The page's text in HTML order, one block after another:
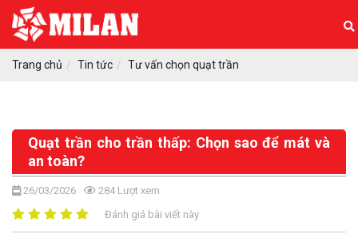
Trang chủ Tin tức Tư vấn chọn quạt trần
Quạt trần cho trần thấp: Chọn sao để mát và
an toàn?
26/03/2026 284 Lượt xem
Đánh giá bài viết này